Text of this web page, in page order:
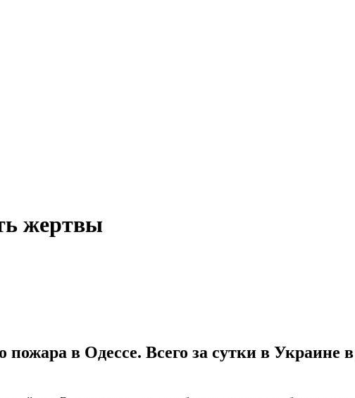
жертвы
пожара в Одессе. Всего за сутки в Украине